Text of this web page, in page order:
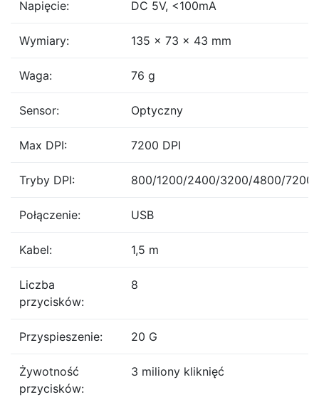
Napięcie: DC 5V, <100mA
Wymiary: 135 × 73 × 43 mm
Waga: 76 g
Sensor: Optyczny
Max DPI: 7200 DPI
Tryby DPI: 800/1200/2400/3200/4800/7200
Połączenie: USB
Kabel: 1,5 m
Liczba
przycisków:
8
Przyspieszenie: 20 G
Żywotność
przycisków:
3 miliony kliknięć